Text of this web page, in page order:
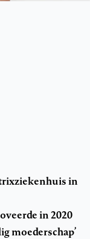
in
in 2020
moederschap’